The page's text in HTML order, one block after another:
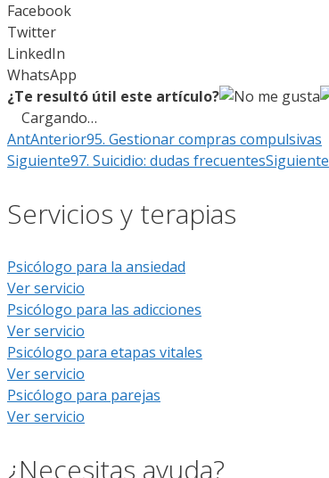
Facebook
Twitter
LinkedIn
WhatsApp
¿Te resultó útil este artículo?
Cargando…
AntAnterior95. Gestionar compras compulsivas
Siguiente97. Suicidio: dudas frecuentesSiguiente
Servicios y terapias
Psicólogo para la ansiedad
Ver servicio
Psicólogo para las adicciones
Ver servicio
Psicólogo para etapas vitales
Ver servicio
Psicólogo para parejas
Ver servicio
¿Necesitas ayuda?